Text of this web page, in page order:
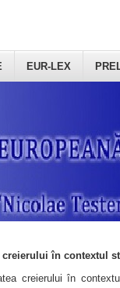
EUR-LEX
creierului în contextul
creierului în